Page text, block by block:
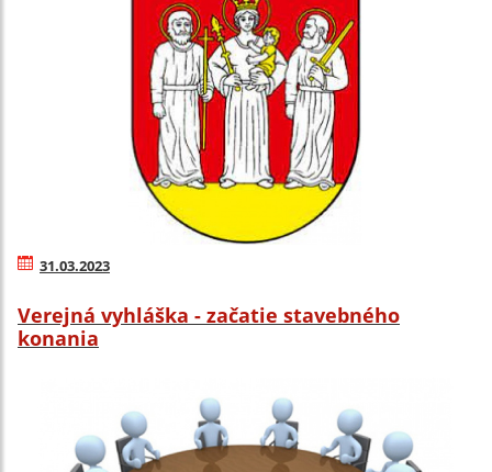
31.03.2023
Verejná vyhláška - začatie stavebného
konania